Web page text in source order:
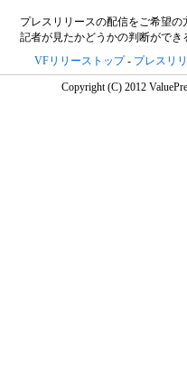
プレスリリースの配信をご希望の
記者が見たかどうかの判断がで
VFリリーストップ- プレスリ
Copyright (C) 2012